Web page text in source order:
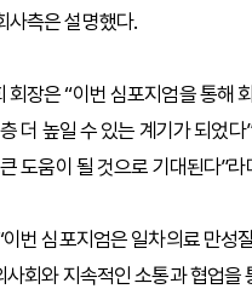
사측은 설명했다.
회장은 “이번 심포지엄을 통해
더 높일 수 있는 계기가 되었
도움이 될 것으로 기대된다”
번 심포지엄은 일차의료 만
사회와 지속적인 소통과 협업